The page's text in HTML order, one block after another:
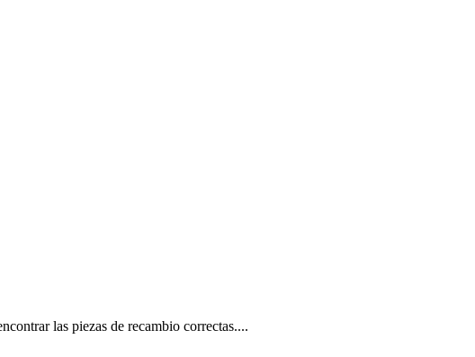
las piezas de recambio correctas....